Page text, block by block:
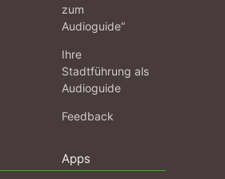
zum
Audioguide“
Ihre
Stadtführung als
Audioguide
Feedback
Apps